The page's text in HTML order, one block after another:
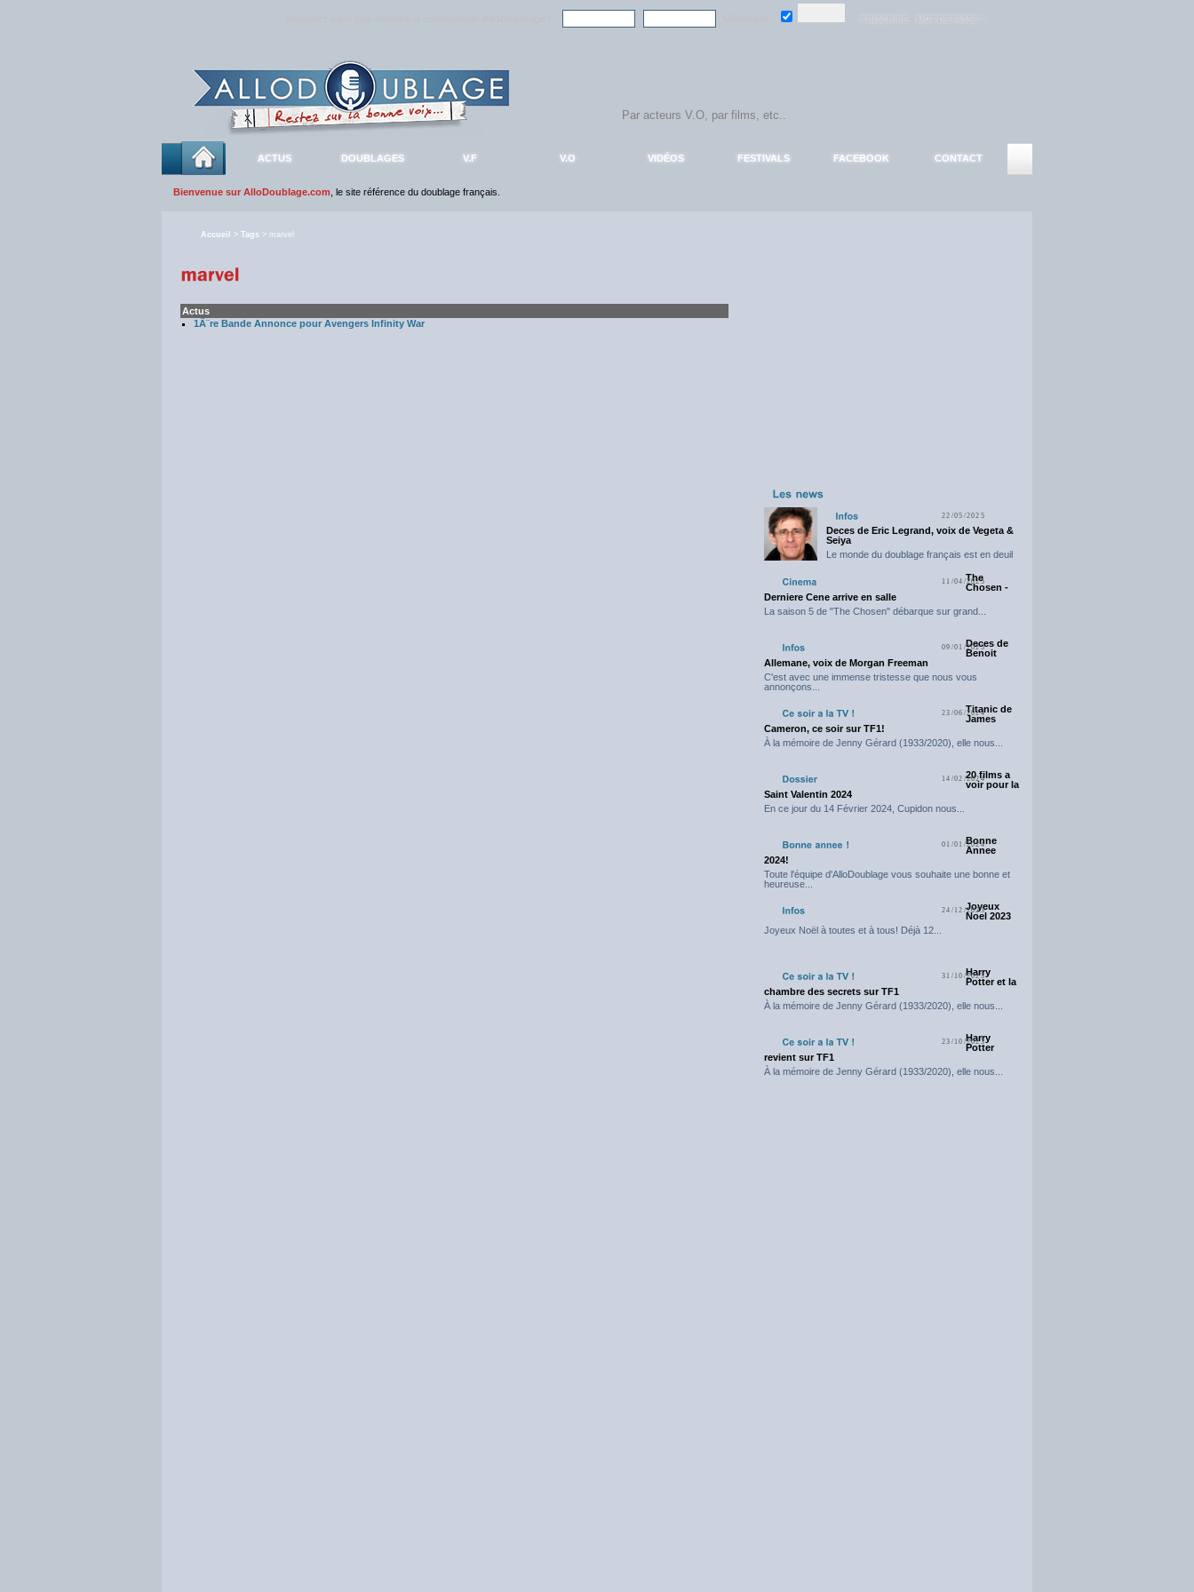
ACTUS DOUBLAGES V.F V.O VIDÉOS FESTIVALS FACEBOOK CONTACT
Bienvenue sur AlloDoublage.com , le site référence du doublage français.
Accueil > Tags > marvel
Actus
1Ã¨re Bande Annonce pour Avengers Infinity War
22/05/2025
Deces de Eric Legrand, voix de Vegeta &
Seiya
Le monde du doublage français est en deuil
11/04/2025
The
Chosen -
Derniere Cene arrive en salle
La saison 5 de "The Chosen" débarque sur grand...
09/01/2025Deces de
Benoit
Allemane, voix de Morgan Freeman
C'est avec une immense tristesse que nous vous
annonçons...
23/06/2024Titanic de
James
Cameron, ce soir sur TF1!
À la mémoire de Jenny Gérard (1933/2020), elle nous...
14/02/202420 films a
voir pour la
Saint Valentin 2024
En ce jour du 14 Février 2024, Cupidon nous...
01/01/2024
Bonne
Annee
2024!
Toute l'équipe d'AlloDoublage vous souhaite une bonne et
heureuse...
24/12/2023
Joyeux
Noel 2023
Joyeux Noël à toutes et à tous! Déjà 12...
31/10/2023
Harry
Potter et la
chambre des secrets sur TF1
À la mémoire de Jenny Gérard (1933/2020), elle nous...
23/10/2023
Harry
Potter
revient sur TF1
À la mémoire de Jenny Gérard (1933/2020), elle nous...